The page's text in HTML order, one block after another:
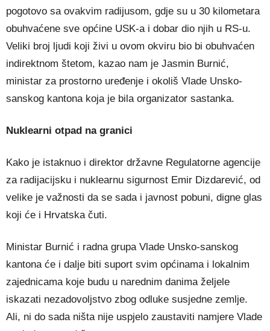
pogotovo sa ovakvim radijusom, gdje su u 30 kilometara
obuhvaćene sve općine USK-a i dobar dio njih u RS-u.
Veliki broj ljudi koji živi u ovom okviru bio bi obuhvaćen
indirektnom štetom, kazao nam je Jasmin Burnić,
ministar za prostorno uređenje i okoliš Vlade Unsko-
sanskog kantona koja je bila organizator sastanka.
Nuklearni otpad na granici
Kako je istaknuo i direktor državne Regulatorne agencije
za radijacijsku i nuklearnu sigurnost Emir Dizdarević, od
velike je važnosti da se sada i javnost pobuni, digne glas
koji će i Hrvatska čuti.
Ministar Burnić i radna grupa Vlade Unsko-sanskog
kantona će i dalje biti suport svim općinama i lokalnim
zajednicama koje budu u narednim danima željele
iskazati nezadovoljstvo zbog odluke susjedne zemlje.
Ali, ni do sada ništa nije uspjelo zaustaviti namjere Vlade